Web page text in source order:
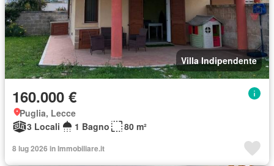
Villa Indipendente
160.000 €
Puglia, Lecce
3 Locali
1 Bagno 80 m²
8 lug 2026 in Immobiliare.it